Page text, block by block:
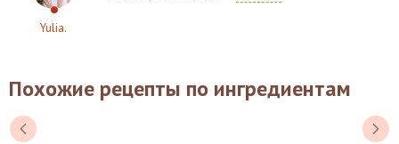
Yulia.
Похожие рецепты по ингредиентам